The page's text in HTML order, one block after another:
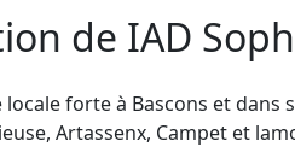
de IAD
locale forte à Bascons et
Artassenx, Campet et